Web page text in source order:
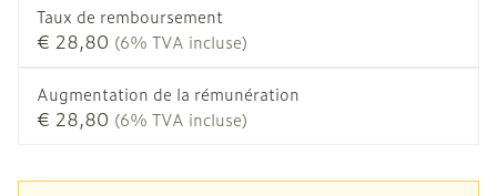
Taux de remboursement
€ 28,80 (6% TVA incluse)
Augmentation de la rémunération
€ 28,80 (6% TVA incluse)